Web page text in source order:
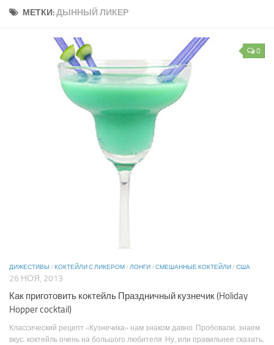
МЕТКИ:ДЫННЫЙ ЛИКЕР
0
ДИЖЕСТИВЫ / КОКТЕЙЛИ С ЛИКЕРОМ /ЛОНГИ /СМЕШАННЫЕ КОКТЕЙЛИ /США
26 НОЯ, 2013
Как приготовить коктейль Праздничный кузнечик (Holiday
Hopper cocktail)
Классический рецепт «Кузнечика» нам знаком давно. Пробовали, знаем
вкус, коктейль очень на большого любителя. Ну, или правильнее сказать,